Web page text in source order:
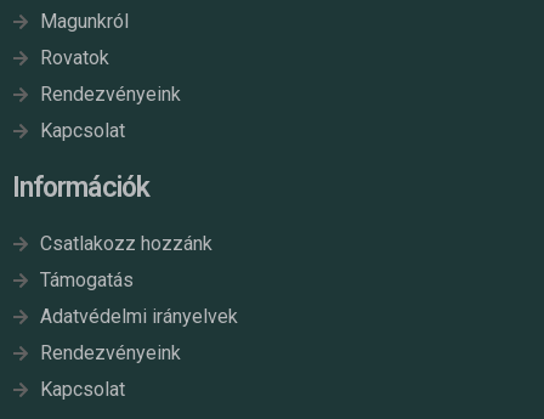
Magunkról
Rovatok
Rendezvényeink
Kapcsolat
Információk
Csatlakozz hozzánk
Támogatás
Adatvédelmi irányelvek
Rendezvényeink
Kapcsolat